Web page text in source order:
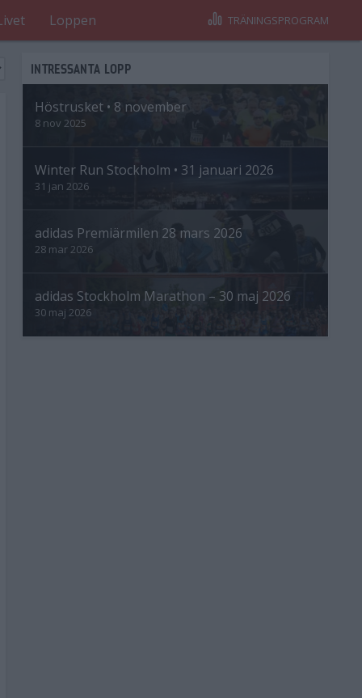
Loppen TRÄNINGSPROGRAM
INTRESSANTA LOPP
Höstrusket • 8 november
8 nov 2025
Winter Run Stockholm • 31 januari 2026
31 jan 2026
adidas Premiärmilen 28 mars 2026
28 mar 2026
adidas Stockholm Marathon – 30 maj 2026
30 maj 2026